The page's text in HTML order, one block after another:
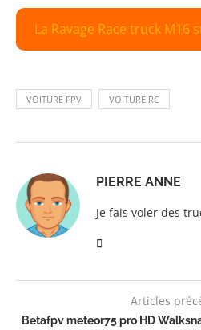
La Ravage Race truck M16
VOITURE FPV VOITURE RC
PIERRE ANNE
Je fais voler des
Articles
Betafpv meteor75 pro HD